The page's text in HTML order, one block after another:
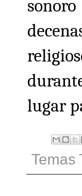
lugar
Temas